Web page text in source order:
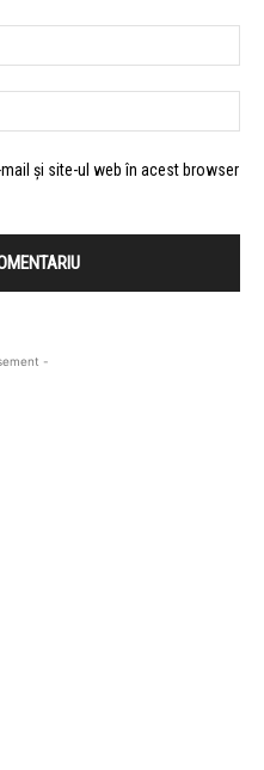
și site-ul web în acest browser
-